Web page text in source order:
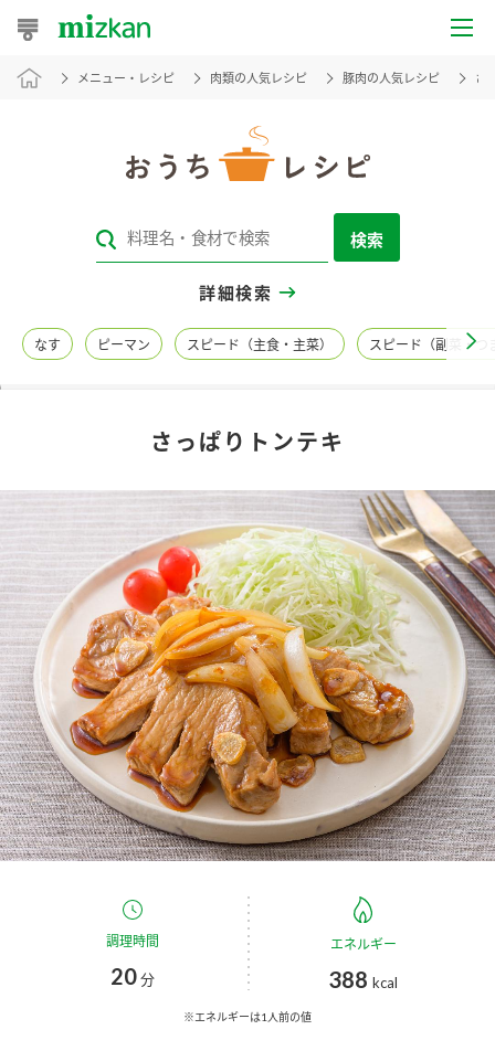
おうちレシピ
レシピカテゴリ一覧
レシピ名特集
商品カテゴリ
酢 調味酢
お酢ドリンク ぽん酢
みりん風・料理酒 鍋用調味料
つゆ たれ
スープ 中華
新商品一覧
キャンペーン情報
ブランド・スペシャルサイト
ブランド・スペシャルサイト トップ
商品ブランドサイト
Fibee（ファイビー）
くらしプラ酢
お酢ドリンク
企業情報
国内事業概要
企業理念
ミツカンの歴史
ミツカンを知る
環境への取り組み
メニュー・レシピ 肉類の人気レシピ 豚肉の人気レシピ さ
検索
詳細検索
なす ピーマン スピード（主食・主菜） スピード（副菜・つ
さっぱりトンテキ
調理時間
20分
エネルギー
388 kcal
※エネルギーは1人前の値